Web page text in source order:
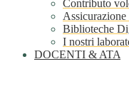
Contributo
Assicurazione
Biblioteche
I nostri
DOCENTI & ATA